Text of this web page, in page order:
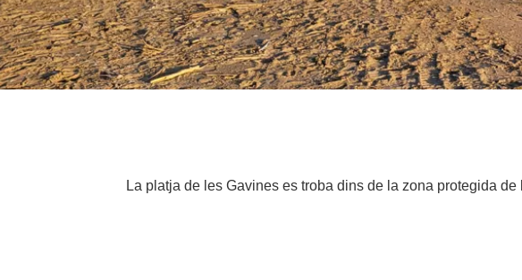
La platja de les Gavines es troba dins de la zona protegida